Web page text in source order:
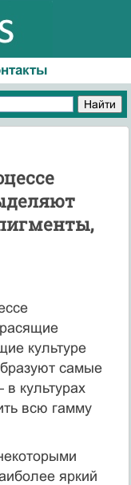
культуре
самые
культурах
всю гамму
яркий